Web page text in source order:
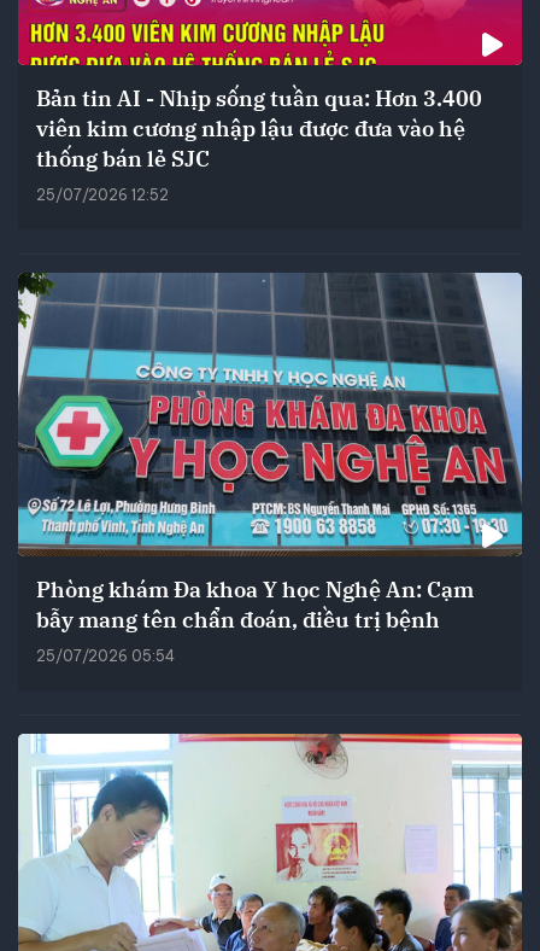
Bản tin AI - Nhịp sống tuần qua: Hơn 3.400
viên kim cương nhập lậu được đưa vào hệ
thống bán lẻ SJC
25/07/2026 12:52
Phòng khám Đa khoa Y học Nghệ An: Cạm
bẫy mang tên chẩn đoán, điều trị bệnh
25/07/2026 05:54